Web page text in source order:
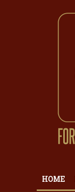
HOME